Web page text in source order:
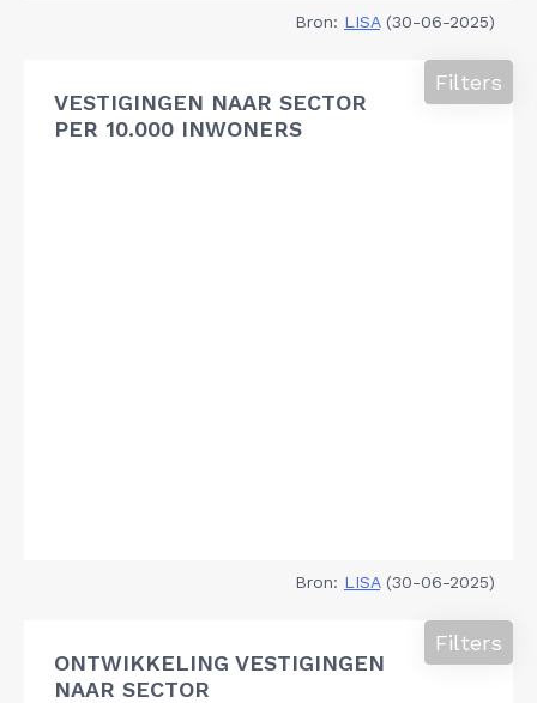
Bron: LISA(30-06-2025)
VESTIGINGEN NAAR SECTOR
PER 10.000 INWONERS
Filters
Bron: LISA(30-06-2025)
ONTWIKKELING VESTIGINGEN
NAAR SECTOR
Filters